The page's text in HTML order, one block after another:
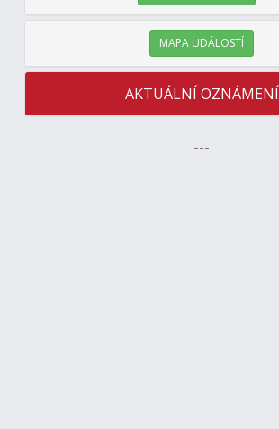
MAPA UDÁLOSTÍ
AKTUÁLNÍ OZNÁMENÍ
---